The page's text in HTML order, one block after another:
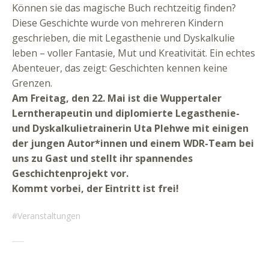
Können sie das magische Buch rechtzeitig finden?
Diese Geschichte wurde von mehreren Kindern
geschrieben, die mit Legasthenie und Dyskalkulie
leben – voller Fantasie, Mut und Kreativität. Ein echtes
Abenteuer, das zeigt: Geschichten kennen keine
Grenzen.
Am Freitag, den 22. Mai ist die Wuppertaler
Lerntherapeutin und diplomierte Legasthenie-
und Dyskalkulietrainerin Uta Plehwe mit einigen
der jungen Autor*innen und einem WDR-Team bei
uns zu Gast und stellt ihr spannendes
Geschichtenprojekt vor.
Kommt vorbei, der Eintritt ist frei!
Veranstaltungen